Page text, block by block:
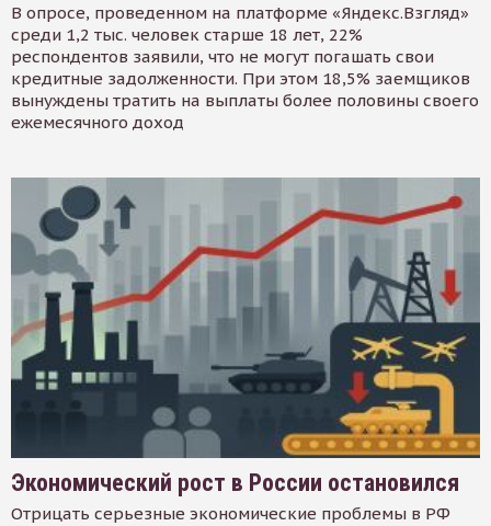
В опросе, проведенном на платформе «Яндекс.Взгляд»
среди 1,2 тыс. человек старше 18 лет, 22%
респондентов заявили, что не могут погашать свои
кредитные задолженности. При этом 18,5% заемщиков
вынуждены тратить на выплаты более половины своего
ежемесячного доход
Экономический рост в России остановился
Отрицать серьезные экономические проблемы в РФ